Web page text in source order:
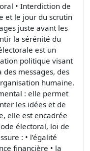
• Interdiction de
et le jour du scrutin
juste avant les
la sérénité du
est un
politique visant
messages, des
humaine.
: elle permet
les idées et de
elle est encadrée
électoral, loi de
: • l’égalité
financière • la